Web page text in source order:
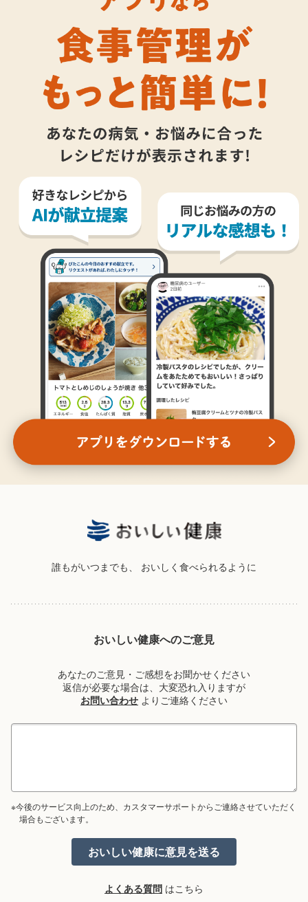
誰もがいつまでも、 おいしく食べられるように
おいしい健康へのご意見
あなたのご意見・ご感想をお聞かせください
返信が必要な場合は、大変恐れ入りますが
お問い合わせ よりご連絡ください
※今後のサービス向上のため、カスタマーサポートからご連絡させていただく
場合もございます。
よくある質問 はこちら